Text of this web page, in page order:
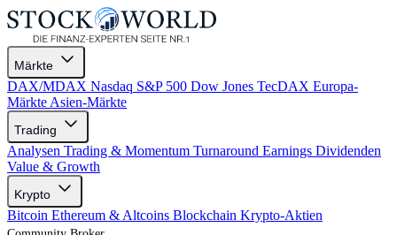
Märkte
DAX/MDAX Nasdaq S&P 500 Dow Jones TecDAX Europa-
Märkte Asien-Märkte
Trading
Analysen Trading & Momentum Turnaround Earnings Dividenden
Value & Growth
Krypto
Bitcoin Ethereum & Altcoins Blockchain Krypto-Aktien